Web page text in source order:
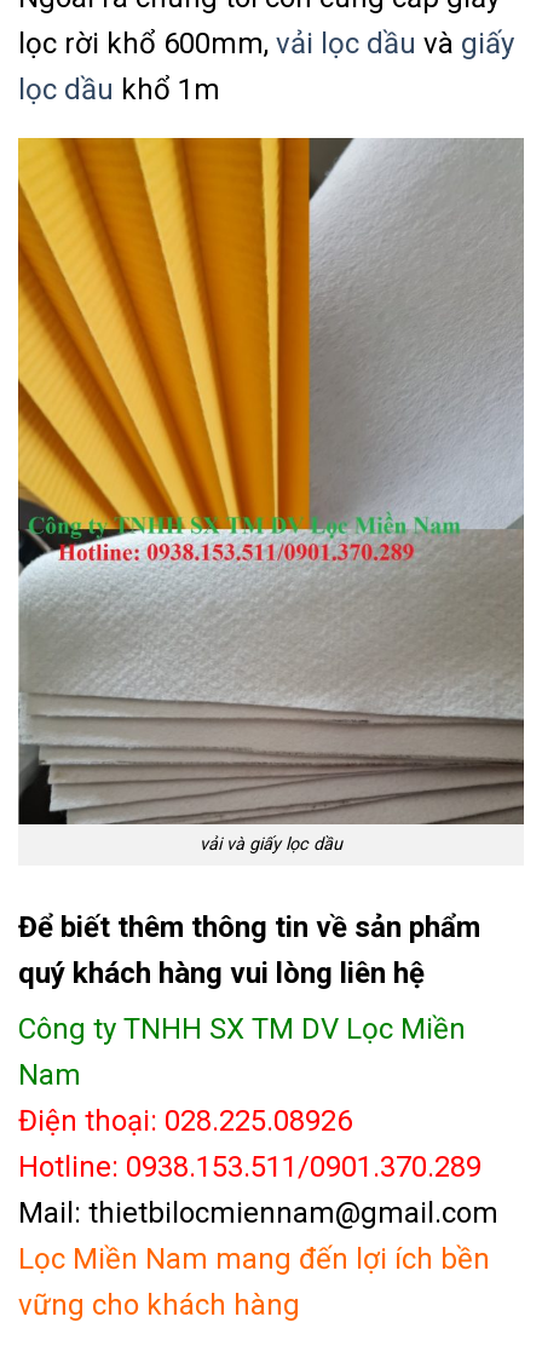
lọc rời khổ 600mm, vải lọc dầu và giấy
lọc dầu khổ 1m
vải và giấy lọc dầu
Để biết thêm thông tin về sản phẩm
quý khách hàng vui lòng liên hệ
Công ty TNHH SX TM DV Lọc Miền
Nam
Điện thoại: 028.225.08926
Hotline: 0938.153.511/0901.370.289
Mail: thietbilocmiennam@gmail.com
Lọc Miền Nam mang đến lợi ích bền
vững cho khách hàng